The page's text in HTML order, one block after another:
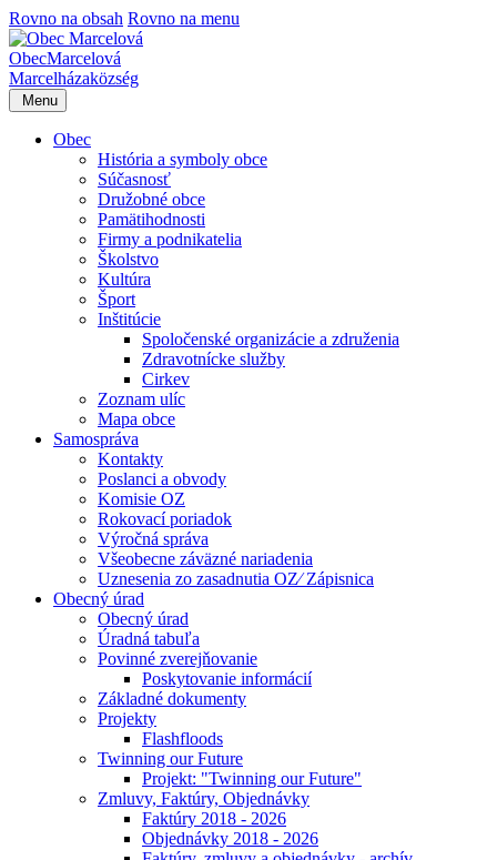
Rovno na obsah Rovno na menu
ObecMarcelová
Marcelházaközség
Menu
Obec
História a symboly obce
Súčasnosť
Družobné obce
Pamätihodnosti
Firmy a podnikatelia
Školstvo
Kultúra
Šport
Inštitúcie
Spoločenské organizácie a združenia
Zdravotnícke služby
Cirkev
Zoznam ulíc
Mapa obce
Samospráva
Kontakty
Poslanci a obvody
Komisie OZ
Rokovací poriadok
Výročná správa
Všeobecne záväzné nariadenia
Uznesenia zo zasadnutia OZ⁄ Zápisnica
Obecný úrad
Obecný úrad
Úradná tabuľa
Povinné zverejňovanie
Poskytovanie informácií
Základné dokumenty
Projekty
Flashfloods
Twinning our Future
Projekt: "Twinning our Future"
Zmluvy, Faktúry, Objednávky
Faktúry 2018 - 2026
Objednávky 2018 - 2026